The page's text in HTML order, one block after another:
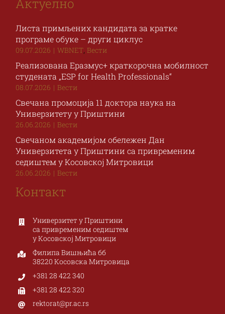
Актуелно
Листа примљених кандидата за кратке
програме обуке – други циклус
09.07.2026 | WBNET,Вести
Реализована Еразмус+ краткорочна мобилност
студената „ESP for Health Professionals“
08.07.2026 | Вести
Свечана промоција 11 доктора наука на
Универзитету у Приштини
26.06.2026 | Вести
Свечаном академијом обележен Дан
Универзитета у Приштини са привременим
седиштем у Косовској Митровици
26.06.2026 | Вести
Контакт
Универзитет у Приштини
са привременим седиштем
у Косовској Митровици
Филипа Вишњића бб
38220 Косовска Митровица
+381 28 422 340
+381 28 422 320
rektorat@pr.ac.rs